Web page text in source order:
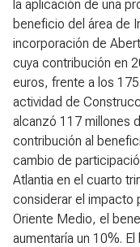
la aplicación de una
beneficio del área de
incorporación de
cuya contribución en
euros, frente a los
actividad de
alcanzó 117 millones
contribución al
cambio de
Atlantia en el cuarto
considerar el impacto
Oriente Medio, el
aumentaría un 10%.